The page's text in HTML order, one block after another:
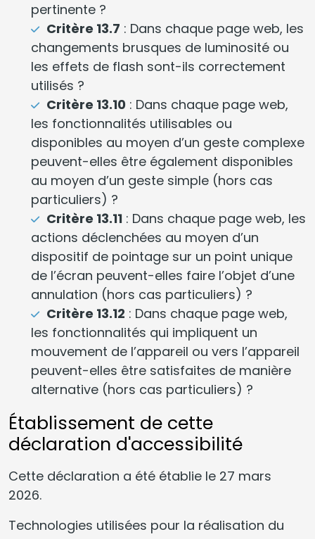
pertinente ?
Critère 13.7 : Dans chaque page web, les
changements brusques de luminosité ou
les effets de flash sont-ils correctement
utilisés ?
Critère 13.10 : Dans chaque page web,
les fonctionnalités utilisables ou
disponibles au moyen d’un geste complexe
peuvent-elles être également disponibles
au moyen d’un geste simple (hors cas
particuliers) ?
Critère 13.11 : Dans chaque page web, les
actions déclenchées au moyen d’un
dispositif de pointage sur un point unique
de l’écran peuvent-elles faire l’objet d’une
annulation (hors cas particuliers) ?
Critère 13.12 : Dans chaque page web,
les fonctionnalités qui impliquent un
mouvement de l’appareil ou vers l’appareil
peuvent-elles être satisfaites de manière
alternative (hors cas particuliers) ?
Établissement de cette
déclaration d'accessibilité
Cette déclaration a été établie le 27 mars
2026.
Technologies utilisées pour la réalisation du